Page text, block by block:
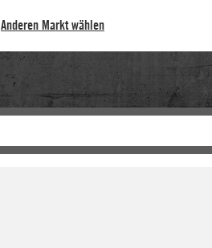
Anderen Markt wählen